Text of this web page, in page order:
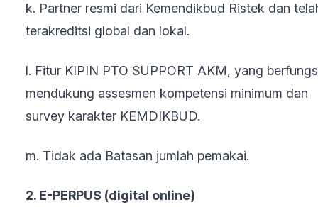
k. Partner resmi dari Kemendikbud Ristek dan
terakreditsi global dan lokal.
l. Fitur KIPIN PTO SUPPORT AKM, yang
mendukung assesmen kompetensi minimum dan
survey karakter KEMDIKBUD.
m. Tidak ada Batasan jumlah pemakai.
2. E-PERPUS (digital online)